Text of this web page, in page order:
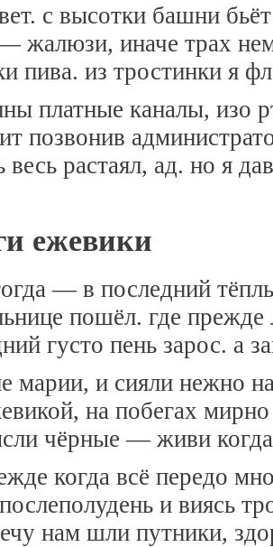
с высотки башни
жалюзи, иначе трах
пива. из тростинки я
платные каналы, изо
позвонив
весь растаял, ад. но я
ежевики
— в последний
пошёл. где
густо пень зарос. а
марии, и сияли нежно
на побегах
чёрные — живи когда
когда всё передо
и виясь
нам шли путники,